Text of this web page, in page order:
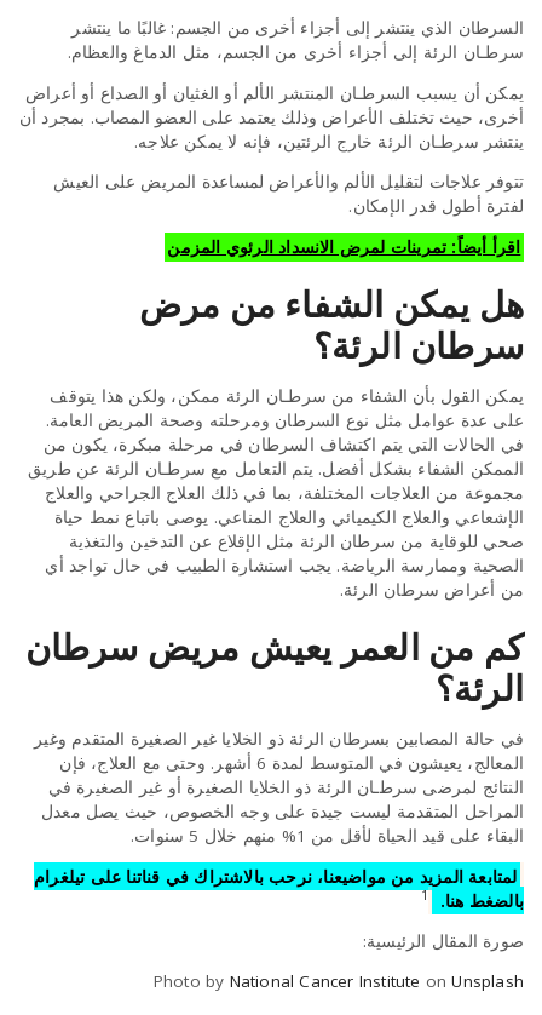
السرطان الذي ينتشر إلى أجزاء أخرى من الجسم: غالبًا ما ينتشر
سرطـان الرئة إلى أجزاء أخرى من الجسم، مثل الدماغ والعظام.
يمكن أن يسبب السرطـان المنتشر الألم أو الغثيان أو الصداع أو أعراض
أخرى، حيث تختلف الأعراض وذلك يعتمد على العضو المصاب. بمجرد أن
ينتشر سرطـان الرئة خارج الرئتين، فإنه لا يمكن علاجه.
تتوفر علاجات لتقليل الألم والأعراض لمساعدة المريض على العيش
لفترة أطول قدر الإمكان.
اقرأ أيضاً: تمرينات لمرض الانسداد الرئوي المزمن
هل يمكن الشفاء من مرض
سرطان الرئة؟
يمكن القول بأن الشفاء من سرطـان الرئة ممكن، ولكن هذا يتوقف
على عدة عوامل مثل نوع السرطان ومرحلته وصحة المريض العامة.
في الحالات التي يتم اكتشاف السرطان في مرحلة مبكرة، يكون من
الممكن الشفاء بشكل أفضل. يتم التعامل مع سرطـان الرئة عن طريق
مجموعة من العلاجات المختلفة، بما في ذلك العلاج الجراحي والعلاج
الإشعاعي والعلاج الكيميائي والعلاج المناعي. يوصى باتباع نمط حياة
صحي للوقاية من سرطان الرئة مثل الإقلاع عن التدخين والتغذية
الصحية وممارسة الرياضة. يجب استشارة الطبيب في حال تواجد أي
من أعراض سرطان الرئة.
كم من العمر يعيش مريض سرطان
الرئة؟
في حالة المصابين بسرطان الرئة ذو الخلايا غير الصغيرة المتقدم وغير
المعالج، يعيشون في المتوسط لمدة 6 أشهر. وحتى مع العلاج، فإن
النتائج لمرضى سرطـان الرئة ذو الخلايا الصغيرة أو غير الصغيرة في
المراحل المتقدمة ليست جيدة على وجه الخصوص، حيث يصل معدل
البقاء على قيد الحياة لأقل من 1% منهم خلال 5 سنوات.
لمتابعة المزيد من مواضيعنا، نرحب بالاشتراك في قناتنا على تيلغرام
بالضغط هنا.
1
صورة المقال الرئيسية:
Photo by National Cancer Institute on Unsplash